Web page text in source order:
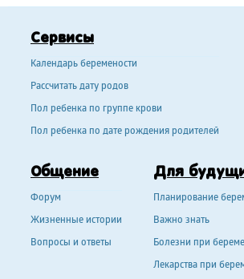
Сервисы
Календарь беремености
Рассчитать дату родов
Пол ребенка по группе крови
Пол ребенка по дате рождения родителей
Общение
Форум
Жизненные истории
Вопросы и ответы
Для
Планирование
Важно знать
Болезни при
Лекарства при